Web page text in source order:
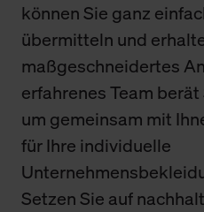
können Sie ganz
übermitteln und
maßgeschneidertes
erfahrenes Team
um gemeinsam mit
für Ihre individuelle
Setzen Sie auf